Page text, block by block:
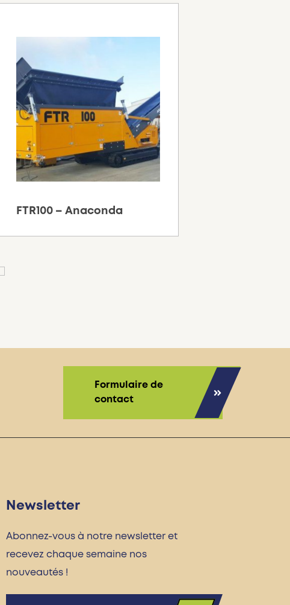
FTR100 – Anaconda
Formulaire de
contact
Newsletter
Abonnez-vous à notre newsletter et
recevez chaque semaine nos
nouveautés !